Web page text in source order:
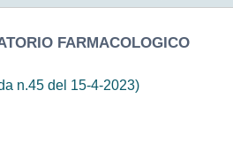
FARMACOLOGICO
n.45 del 15-4-2023)